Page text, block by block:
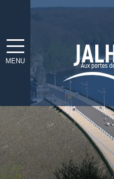
MENU